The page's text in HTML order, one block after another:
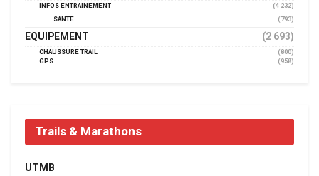
INFOS ENTRAINEMENT
(4 232)
SANTÉ
(793)
EQUIPEMENT (2 693)
CHAUSSURE TRAIL
(800)
GPS
(958)
Trails & Marathons
UTMB